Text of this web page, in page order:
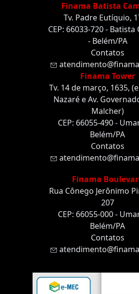
Finama Batista
Tv. Padre Eutíquio,
CEP: 66033-720 - Batista
- Belém/PA
Contatos
Finama Tower
Tv. 14 de março, 1635,
Nazaré e Av.
Malcher)
CEP: 66055-490 -
Belém/PA
Contatos
Finama
Rua Cônego Jerônimo
207
CEP: 66055-000 -
Belém/PA
Contatos